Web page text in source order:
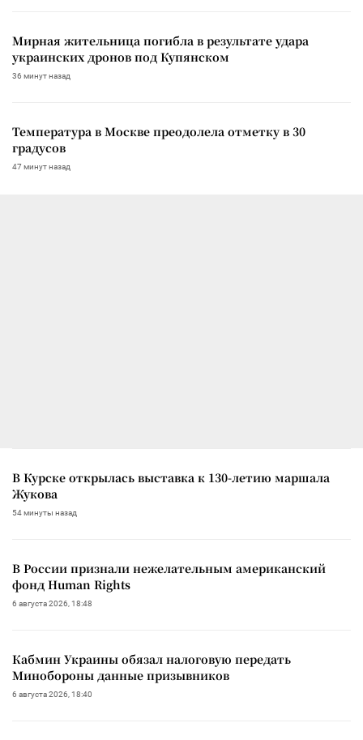
Мирная жительница погибла в результате удара
украинских дронов под Купянском
36 минут назад
Температура в Москве преодолела отметку в 30
градусов
47 минут назад
В Курске открылась выставка к 130-летию маршала
Жукова
54 минуты назад
В России признали нежелательным американский
фонд Human Rights
6 августа 2026, 18:48
Кабмин Украины обязал налоговую передать
Минобороны данные призывников
6 августа 2026, 18:40